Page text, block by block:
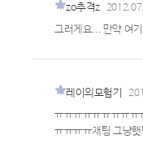
zo추격z
그러게요... 만약 여
레이의모험기
ㅠㅠㅠㅠㅠㅠㅠㅠ
ㅠㅠㅠㅠ채팅 그냥